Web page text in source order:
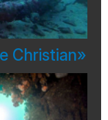
Christian»